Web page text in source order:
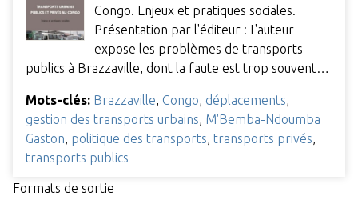
Congo. Enjeux et pratiques sociales.
Présentation par l'éditeur : L'auteur
expose les problèmes de transports
publics à Brazzaville, dont la faute est trop souvent…
Mots-clés: Brazzaville, Congo, déplacements,
gestion des transports urbains, M'Bemba-Ndoumba
Gaston, politique des transports, transports privés,
transports publics
Formats de sortie